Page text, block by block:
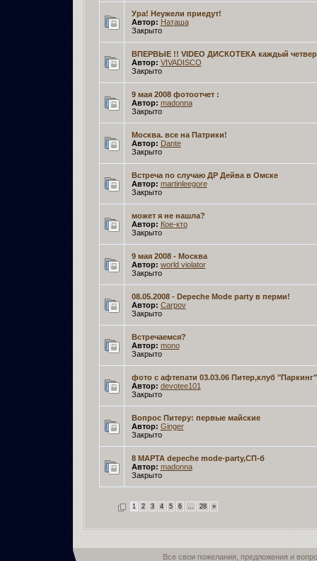
Ура! Неужели приедут!
Автор: Наташа­
Закрыто
ВПЕРВЫЕ !! VIDEO ДИСКОТЕКА каждый
Автор: VIVADISCO­
Закрыто
9 мая 2008 фотоотчет :
Автор: madonna
Закрыто
Москва. все на Патрики!
Автор: Dante
Закрыто
Встреча по случаю ДР Дейва в Омске
Автор: martinleegore­
Закрыто
может я не нашла?
Автор: Кое-кто­
Закрыто
9 мая 2008 - Москва
Автор: world violator
Закрыто
08.05.2008 - Depeche Mode party в перми!
Автор: Carpov
Закрыто
Встречаемся?
Автор: mono­
Закрыто
фото с афтепати 03.03.06 Питер,клуб "Паркинг"
Автор: devotee101
Закрыто
Вопрос Питеру: первые майские
Автор: Ginger­
Закрыто
8 МАРТА depeche mode-party,СП-б
Автор: madonna
Закрыто
1 2 3 4 5 6 ... 28 »
Все свои пожелания, предложения и